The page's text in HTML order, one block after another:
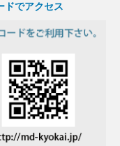
ドでアクセス